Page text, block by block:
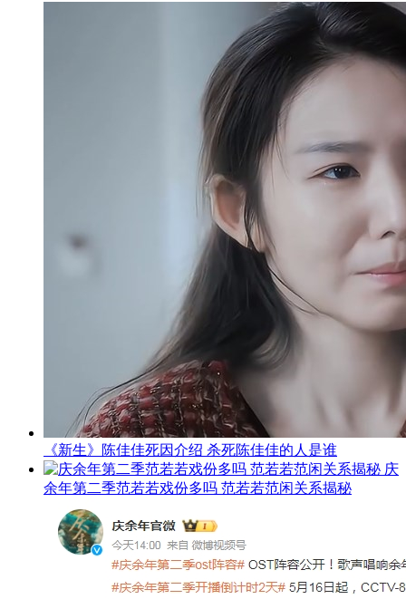
《新生》陈佳佳死因介绍 杀死陈佳佳的人是谁
庆
余年第二季范若若戏份多吗 范若若范闲关系揭秘